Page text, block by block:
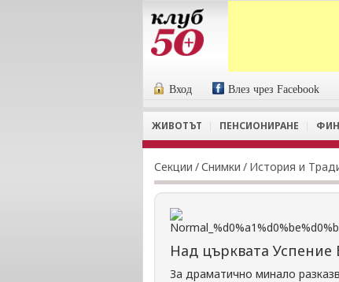
Вход Влез чрез Facebook
ЖИВОТЪТ ПЕНСИОНИРАНЕ
Секции /Снимки / История и
Над църквата
За драматично минало